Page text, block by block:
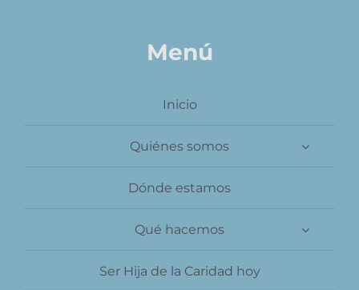
Menú
Inicio
Quiénes somos
Dónde estamos
Qué hacemos
Ser Hija de la Caridad hoy